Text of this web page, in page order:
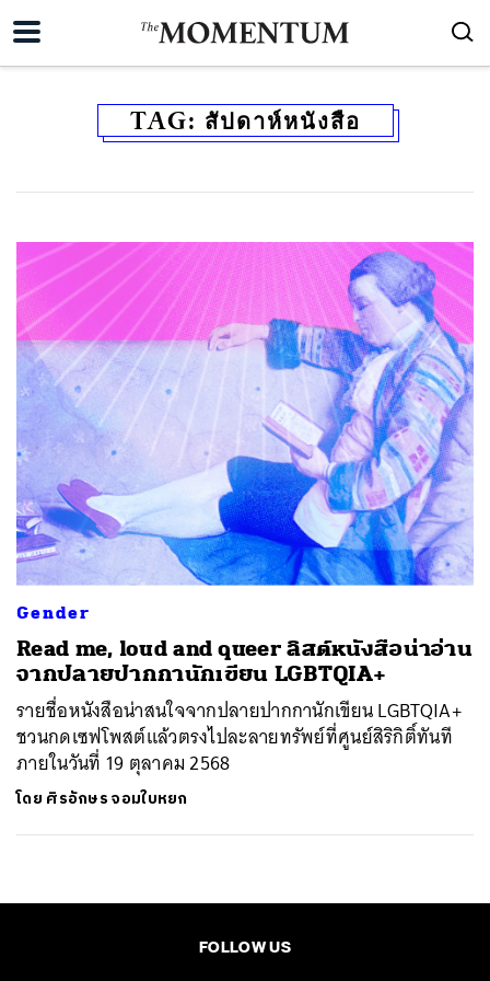
TAG: สัปดาห์หนังสือ
Gender
Read me, loud and queer ลิสต์หนังสือน่าอ่าน
จากปลายปากกานักเขียน LGBTQIA+
รายชื่อหนังสือน่าสนใจจากปลายปากกานักเขียน LGBTQIA+
ชวนกดเซฟโพสต์แล้วตรงไปละลายทรัพย์ที่ศูนย์สิริกิติ์ทันที
ภายในวันที่ 19 ตุลาคม 2568
โดย ศิรอักษร จอมใบหยก
FOLLOW US
ค้นหา
SHARE TWEET LINE EMAIL